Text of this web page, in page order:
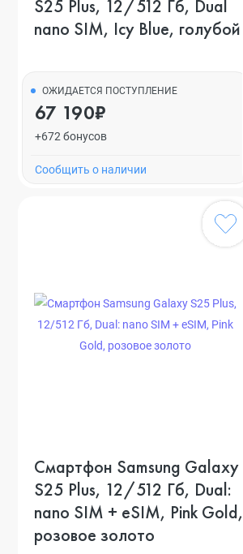
S25 Plus, 12/512 Гб, Dual
nano SIM, Icy Blue, голубой
ОЖИДАЕТСЯ ПОСТУПЛЕНИЕ
67 190₽
+672 бонусов
Cообщить о наличии
Смартфон Samsung Galaxy
S25 Plus, 12/512 Гб, Dual:
nano SIM + eSIM, Pink Gold,
розовое золото